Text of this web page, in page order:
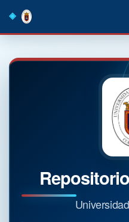
navigation